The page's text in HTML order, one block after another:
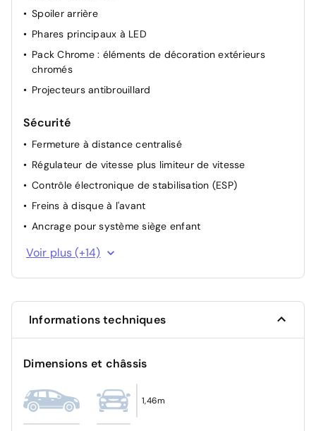
Pare-soleil avec miroir, étiquette d'airbag sur le pare-
soleil du passager avant
Garnitures de siège en tissu
Spoiler arrière
Phares principaux à LED
Pack Chrome : éléments de décoration extérieurs
chromés
Projecteurs antibrouillard
Sécurité
Fermeture à distance centralisé
Régulateur de vitesse plus limiteur de vitesse
Contrôle électronique de stabilisation (ESP)
Freins à disque à l'avant
Ancrage pour système siège enfant
Ceintures sécurité auto. trois points à l'avant, avec
rétracteur de ceinture, prétensionneur ventral et régl.
hauteur
Airbag côté conducteur et côté passager avant, sans
Airbag latéral à l'avant, avec airbag rideau
Assistant de maintien sur la voie
Front Assist y compris City ANB sans ACC
Voir plus (+14)
Informations techniques
Dimensions et châssis
1,46m